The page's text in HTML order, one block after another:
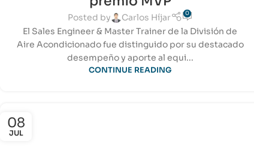
Posted by Carlos Híjar 0
El Sales Engineer & Master Trainer de la División de
Aire Acondicionado fue distinguido por su destacado
desempeño y aporte al equi...
CONTINUE READING
08
JUL